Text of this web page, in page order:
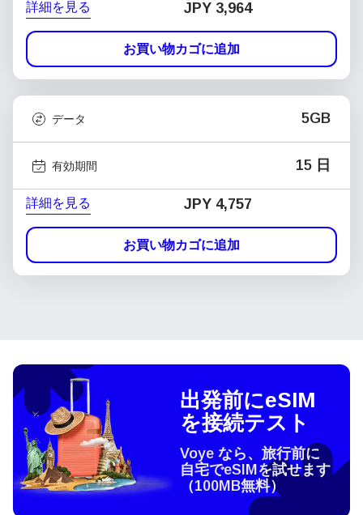
詳細を見る JPY 3,964
お買い物カゴに追加
データ 5GB
有効期間 15 日
詳細を見る JPY 4,757
お買い物カゴに追加
出発前にeSIM
を接続テスト
Voye なら、旅行前に
自宅でeSIMを試せます
（100MB無料）